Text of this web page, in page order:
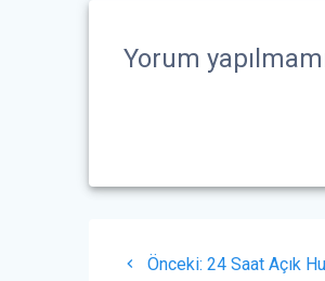
Yorum
YazıÖnceki: Önceki
24 Saat Açık